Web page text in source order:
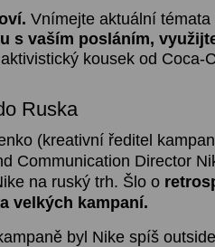
Vnímejte aktuální
s vaším posláním,
kousek od Coca-
Ruska
(kreativní ředitel
Communication Director
na ruský trh. Šlo o
velkých kampaní.
byl Nike spíš